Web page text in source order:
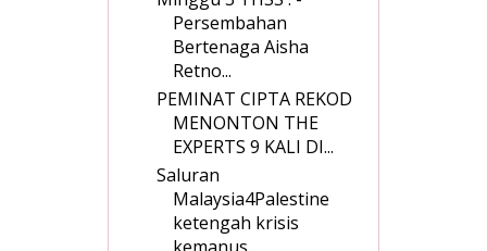
Persembahan
Bertenaga Aisha
Retno...
PEMINAT CIPTA REKOD
MENONTON THE
EXPERTS 9 KALI DI...
Saluran
Malaysia4Palestine
ketengah krisis